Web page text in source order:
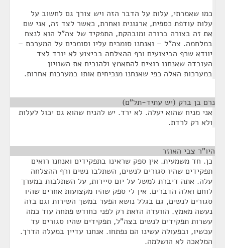
כמו שאמרתי, עלות על הדבר הזה ויש צורך גם לחשוב על
עלות עודפת כספית, ארגונית ואחרת, כאשר לצד זה, אני שם
את זה בצורה ברורה ומובהקת, התפקיד של צה"ל הוא לנצח
במלחמה. צה"ל – ואנחנו סומכים עליו וסומכים על המערכת –
יוודא שרף הביצועים ורף ההצלחה בביצוע לא יורד לצד
העובדה שאנחנו רוצים להתאמץ ולהנכיח את השוויון
במערכות האלה כפי שאנחנו מנכיחים אותו במערכות אחרות.
נרם בן ברק (יש עתיד-תל"ם)
אני מניח שהוא יעלה. לא ירד. יש להניח שהוא גם יכול לעלות
ולא רק לרדת.
היו"ר צבי האוזר
כן. חד משמעית. אין ספק שראינו בתפקידים ואנחנו רואים
תפקידים שהיו סגורים לנשים, השתלבו נשים ורף ההצלחה
עלה. אתה דיברת למשל על יום סיירות, על השתלבות במערך
לוחם ואלה הדברים. אין לי ספק שהיו מקצועות אחרים שהיו
סגורים לנשים, גם בגלל נושא הפער במשך השירות וגם בזה
נעשה מאמץ. הוועדה הזאת רק לפני כחודש פתחה עוד כמה
עשרות תפקידים לנשים בצה"ל, תפקידים שהיו סגורים עד
עכשיו, ובפעולה עשינו הם נפתחו. אנחנו עדיין במעלה הדרך.
המלאכה לא הושלמה.